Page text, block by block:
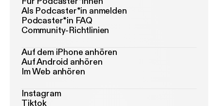
Als Podcaster*in anmelden
Podcaster*in FAQ
Community-Richtlinien
Auf dem iPhone anhören
Auf Android anhören
Im Web anhören
Instagram
Tiktok